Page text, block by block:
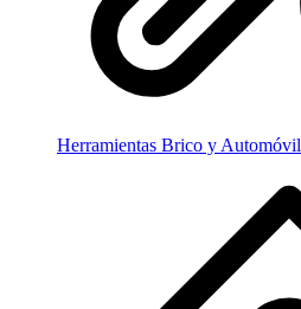
Herramientas Brico y Automóvil